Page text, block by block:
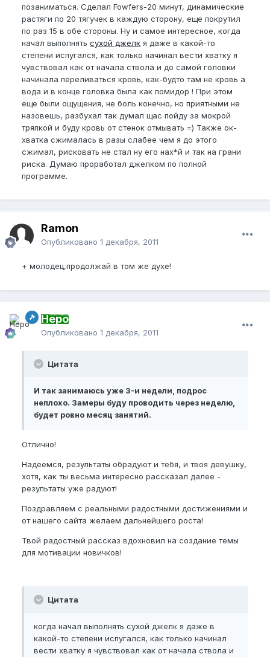
позаниматься. Сделал Fowfers-20 минут, динамические
растяги по 20 тягучек в каждую сторону, еще покрутил
по раз 15 в обе стороны. Ну и самое интересное, когда
начал выполнять сухой джелк я даже в какой-то
степени испугался, как только начинал вести хватку я
чувствовал как от начала ствола и до самой головки
начинала переливаться кровь, как-будто там не кровь а
вода и в конце головка была как помидор ! При этом
еще были ощущения, не боль конечно, но приятными не
назовешь, разбухал так думал щас пойду за мокрой
тряпкой и буду кровь от стенок отмывать =) Также ок-
хватка сжималась в разы слабее чем я до этого
сжимал, рисковать не стал ну его нах*й и так на грани
риска. Думаю проработал джелком по полной
программе.
Ramon
Опубликовано 1 декабря, 2011
+ молодец,продолжай в том же духе!
Неро
Опубликовано 1 декабря, 2011
Цитата
И так занимаюсь уже 3-и недели, подрос
неплохо. Замеры буду проводить через неделю,
будет ровно месяц занятий.
Отлично!
Надеемся, результаты обрадуют и тебя, и твоя девушку,
хотя, как ты весьма интересно рассказал далее -
результаты уже радуют!
Поздравляем с реальными радостными достижениями и
от нашего сайта желаем дальнейшего роста!
Твой радостный рассказ вдохновил на создание темы
для мотивации новичков!
Цитата
когда начал выполнять сухой джелк я даже в
какой-то степени испугался, как только начинал
вести хватку я чувствовал как от начала ствола и